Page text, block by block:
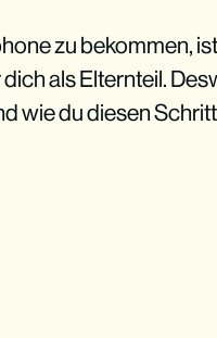
zu bekommen,
als Elternteil.
wie du diesen